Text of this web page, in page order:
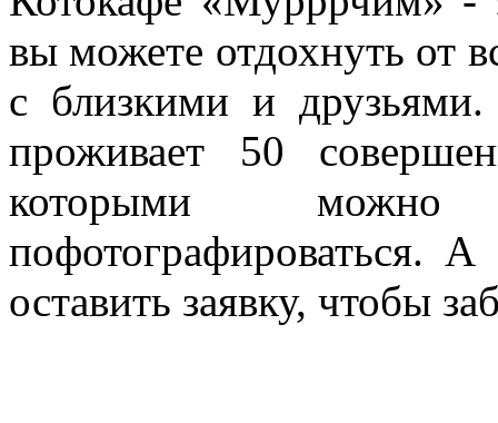
вы можете отдохнуть от
с близкими и
проживает 50
которыми можно
пофотографироваться.
оставить заявку, чтобы